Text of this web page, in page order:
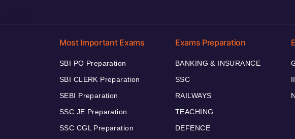
Most Important Exams
SBI PO Preparation
SBI CLERK Preparation
SEBI Preparation
SSC JE Preparation
SSC CGL Preparation
Exams Preparation
BANKING & INSURANCE
SSC
RAILWAYS
TEACHING
DEFENCE